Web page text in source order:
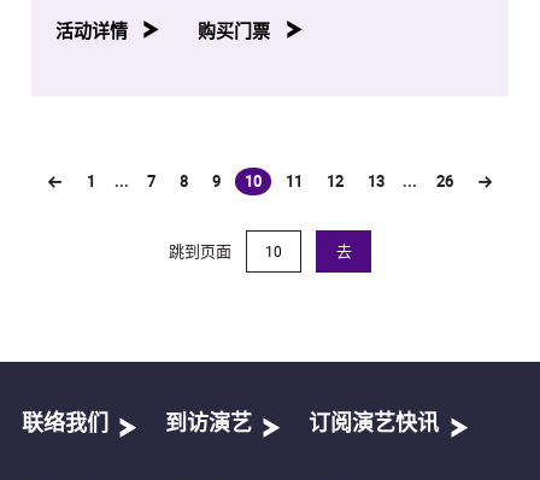
活动详情 购买门票
1 ... 7 8 9 10
(current)
11 12 13 ... 26
跳到页面 去
联络我们 到访演艺 订阅演艺快讯